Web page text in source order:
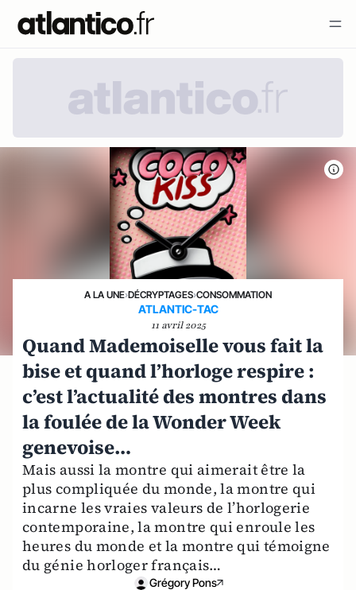
A LA UNE›DÉCRYPTAGES›CONSOMMATION
ATLANTIC-TAC
11 avril 2025
Quand Mademoiselle vous fait la
bise et quand l’horloge respire :
c’est l’actualité des montres dans
la foulée de la Wonder Week
genevoise…
Mais aussi la montre qui aimerait être la
plus compliquée du monde, la montre qui
incarne les vraies valeurs de l’horlogerie
contemporaine, la montre qui enroule les
heures du monde et la montre qui témoigne
du génie horloger français…
Grégory Pons